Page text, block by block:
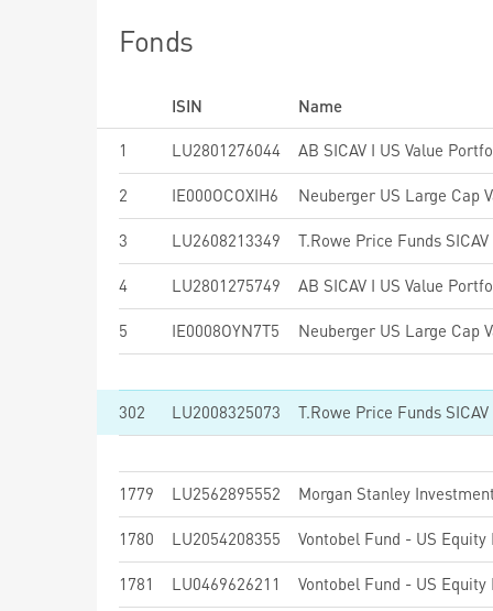
Fonds
ISIN
Name
1
LU2801276044 AB SICAV I US Value
2 IE000OCOXIH6
3 LU2608213349
4 LU2801275749 AB SICAV I US Value
5 IE0008OYN7T5
302 LU2008325073 T.Rowe Price Funds
1779 LU2562895552
1780 LU2054208355 Vontobel Fund - US Equity
1781 LU0469626211 Vontobel Fund - US Equity